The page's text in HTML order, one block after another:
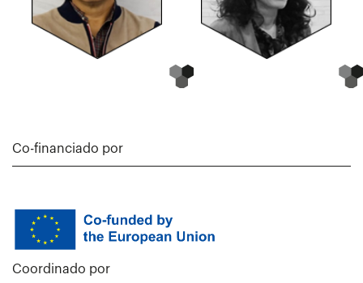
Co-financiado por
Coordinado por